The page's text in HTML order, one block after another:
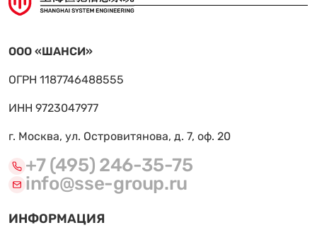
ООО «ШАНСИ»
ОГРН 1187746488555
ИНН 9723047977
г. Москва, ул. Островитянова, д. 7, оф. 20
+7 (495) 246-35-75
info@sse-group.ru
ИНФОРМАЦИЯ